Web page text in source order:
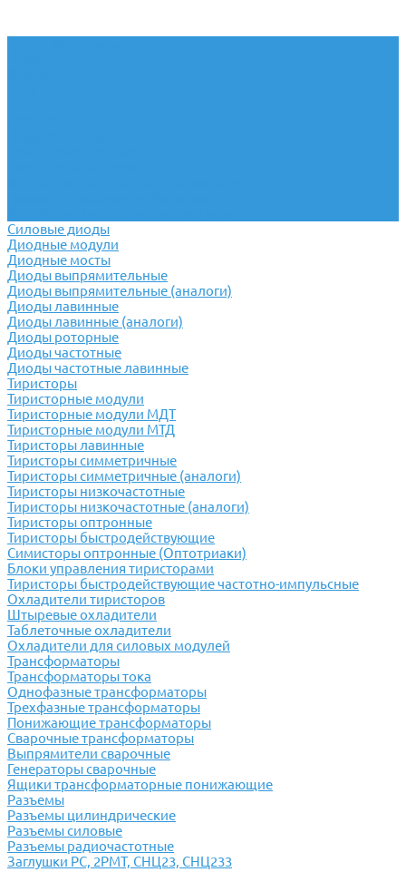
Силовые диоды
Диодные модули
Диодные мосты
Диоды выпрямительные
Диоды выпрямительные (аналоги)
Диоды лавинные
Диоды лавинные (аналоги)
Диоды роторные
Диоды частотные
Диоды частотные лавинные
Тиристоры
Тиристорные модули
Тиристорные модули МДТ
Тиристорные модули МТД
Тиристоры лавинные
Тиристоры симметричные
Тиристоры симметричные (аналоги)
Тиристоры низкочастотные
Тиристоры низкочастотные (аналоги)
Тиристоры оптронные
Тиристоры быстродействующие
Симисторы оптронные (Оптотриаки)
Блоки управления тиристорами
Тиристоры быстродействующие частотно-импульсные
Охладители тиристоров
Штыревые охладители
Таблеточные охладители
Охладители для силовых модулей
Трансформаторы
Трансформаторы тока
Однофазные трансформаторы
Трехфазные трансформаторы
Понижающие трансформаторы
Сварочные трансформаторы
Выпрямители сварочные
Генераторы сварочные
Ящики трансформаторные понижающие
Разъемы
Разъемы цилиндрические
Разъемы силовые
Разъемы радиочастотные
Заглушки РС, 2РМТ, СНЦ23, СНЦ233